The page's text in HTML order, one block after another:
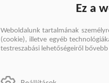
Ez a
Weboldalunk tartalmának
(cookie), illetve egyéb
testreszabási lehetőségeiről